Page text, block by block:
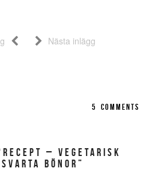
Nästa inlägg
5 COMMENTS
– VEGETARISK
BÖNOR”